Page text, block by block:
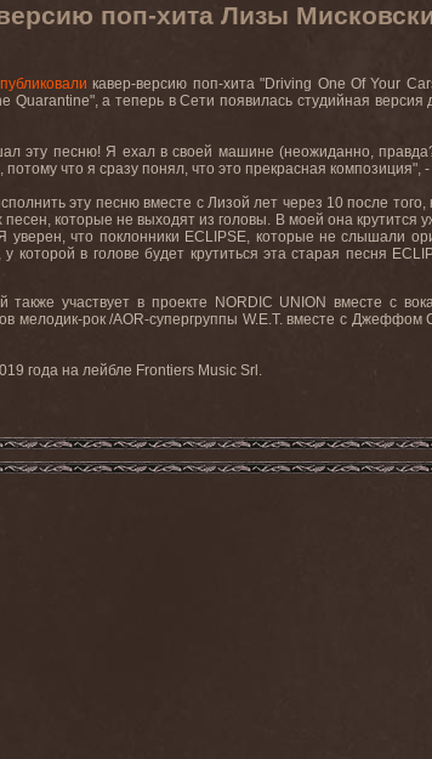
поп-хита Лизы
кавер-версию поп-хита "Driving One Of Your
Quarantine", а теперь в Сети появилась студийная
эту песню! Я ехал в своей машине (неожиданно,
что я сразу понял, что это прекрасная
эту песню вместе с Лизой лет через 10 после
которые не выходят из головы. В моей она крутится
что поклонники ECLIPSE, которые не слышали
которой в голове будет крутиться эта старая песня
также участвует в проекте NORDIC UNION вместе с
мелодик-рок /AOR-супергруппы W.E.T. вместе с
года на лейбле Frontiers Music Srl.